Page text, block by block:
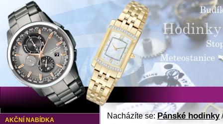
Nacházíte se:Pánské hodinky
AKČNÍ NABÍDKA